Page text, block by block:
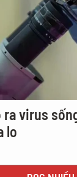
ra virus
lo